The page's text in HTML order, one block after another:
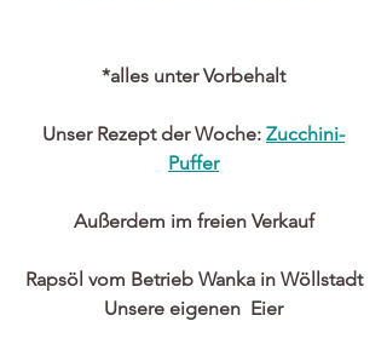
*alles unter Vorbehalt
Unser Rezept der Woche: Zucchini-
Puffer
Außerdem im freien Verkauf
Rapsöl vom Betrieb Wanka in Wöllstadt
Unsere eigenen  Eier